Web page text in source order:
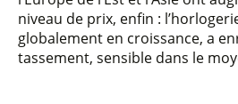
niveau de prix, enfin :
globalement en croissance, a
tassement, sensible dans le